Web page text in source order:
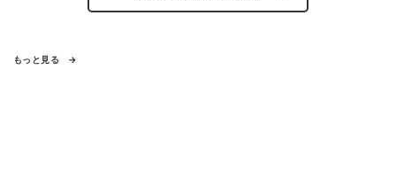
もっと見る